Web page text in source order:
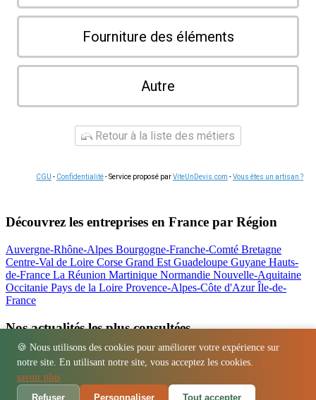
🍪 Nous utilisons des cookies pour améliorer votre expérience sur
notre site. En utilisant notre site, vous acceptez les cookies.
savoir plus
Refuser
Personnaliser Tout accepter
Fourniture des éléments
Autre
Retour à la liste des métiers
CGU - Confidentialité- Service proposé parViteUnDevis.com -Vous êtes un artisan ?
Découvrez les entreprises en France par Région
Auvergne-Rhône-Alpes Bourgogne-Franche-Comté Bretagne
Centre-Val de Loire Corse Grand Est Guadeloupe Guyane Hauts-
de-France La Réunion Martinique Normandie Nouvelle-Aquitaine
Occitanie Pays de la Loire Provence-Alpes-Côte d'AzurÎle-de-
France
Nos actualités les plus consultées
Location bétonnière : guide complet et tarifs
Régions - Départements - Villes - Entreprises - Marques
Espace presse